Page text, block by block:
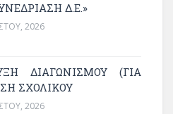
Δ.Ε.»
2026
ΔΙΑΓΩΝΙΣΜΟΥ (ΓΙΑ
ΣΧΟΛΙΚΟΎ
2026